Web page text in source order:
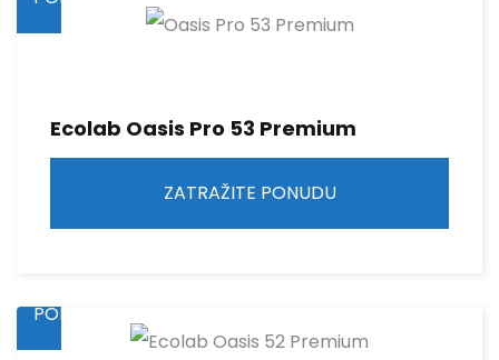
Ecolab Oasis Pro 53 Premium
ZATRAŽITE PONUDU
PONUDU